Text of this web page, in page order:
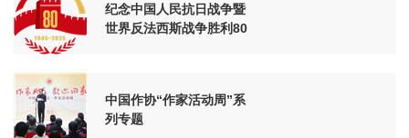
纪念中国人民抗日战争暨
世界反法西斯战争胜利80
中国作协“作家活动周”系
列专题